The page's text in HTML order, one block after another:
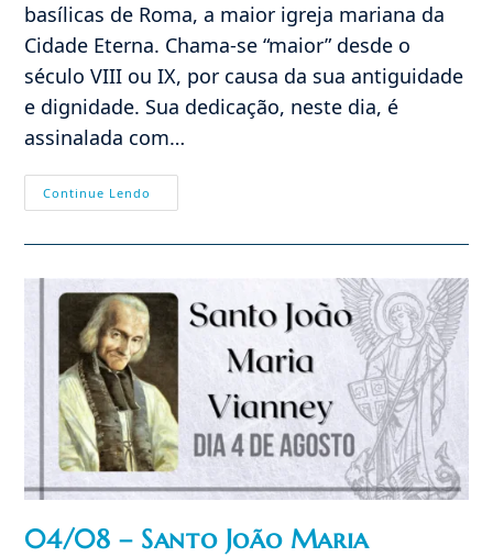
basílicas de Roma, a maior igreja mariana da
Cidade Eterna. Chama-se “maior” desde o
século VIII ou IX, por causa da sua antiguidade
e dignidade. Sua dedicação, neste dia, é
assinalada com…
Continue Lendo
–
Da
Maria
Das
Neves
04/08 – Santo João Maria